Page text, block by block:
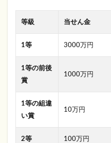
等級 当せん金
1等 3000万円
1等の前後
賞
1000万円
1等の組違
い賞
10万円
2等 100万円